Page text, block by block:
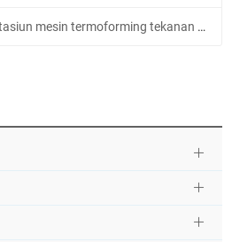
mesin termoforming tekanan positif dannegatif